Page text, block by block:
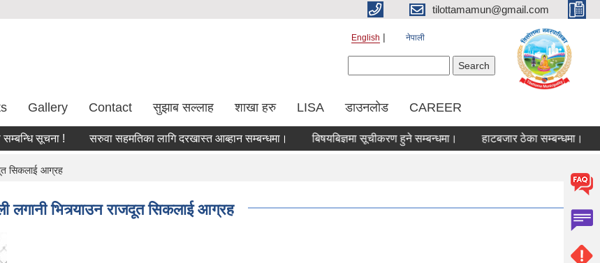
tilottamamun@gmail.com
English नेपाली
Gallery Contact सुझाब सल्लाह शाखा हरु LISA डाउनलोड CAREER
सूचना ! सरुवा सहमतिका लागि दरखास्त आब्हान सम्बन्धमा। बिषयबिज्ञमा सूचीकरण हुने सम्बन्धमा। हाटबजार ठेका सम्बन्धमा।
सिकलाई आग्रह
लगानी भित्र्याउन राजदूत सिकलाई आग्रह